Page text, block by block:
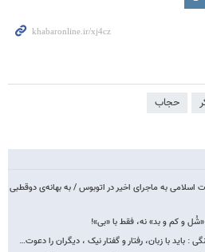
حجاب
اسلامی به ماجرای اخیر در اتوبوس / به بهانه‌ی دوقطبی
و کم و بد» نه، فقط با «بی»!
: باید با زبان، رفتار و گفتار نیک ، دیگران را دعوت…